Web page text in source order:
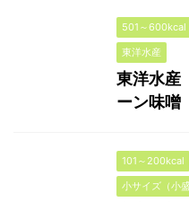
501～600kcal
東洋水産
東洋水
ーン味噌
101～200kcal
小サイズ（小盛